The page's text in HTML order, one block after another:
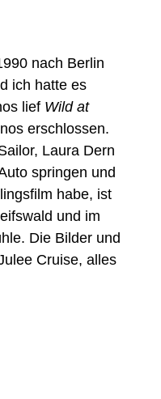
nach Berlin
ich hatte es
lief Wild at
erschlossen.
Laura Dern
springen und
habe, ist
und im
Die Bilder und
Cruise, alles